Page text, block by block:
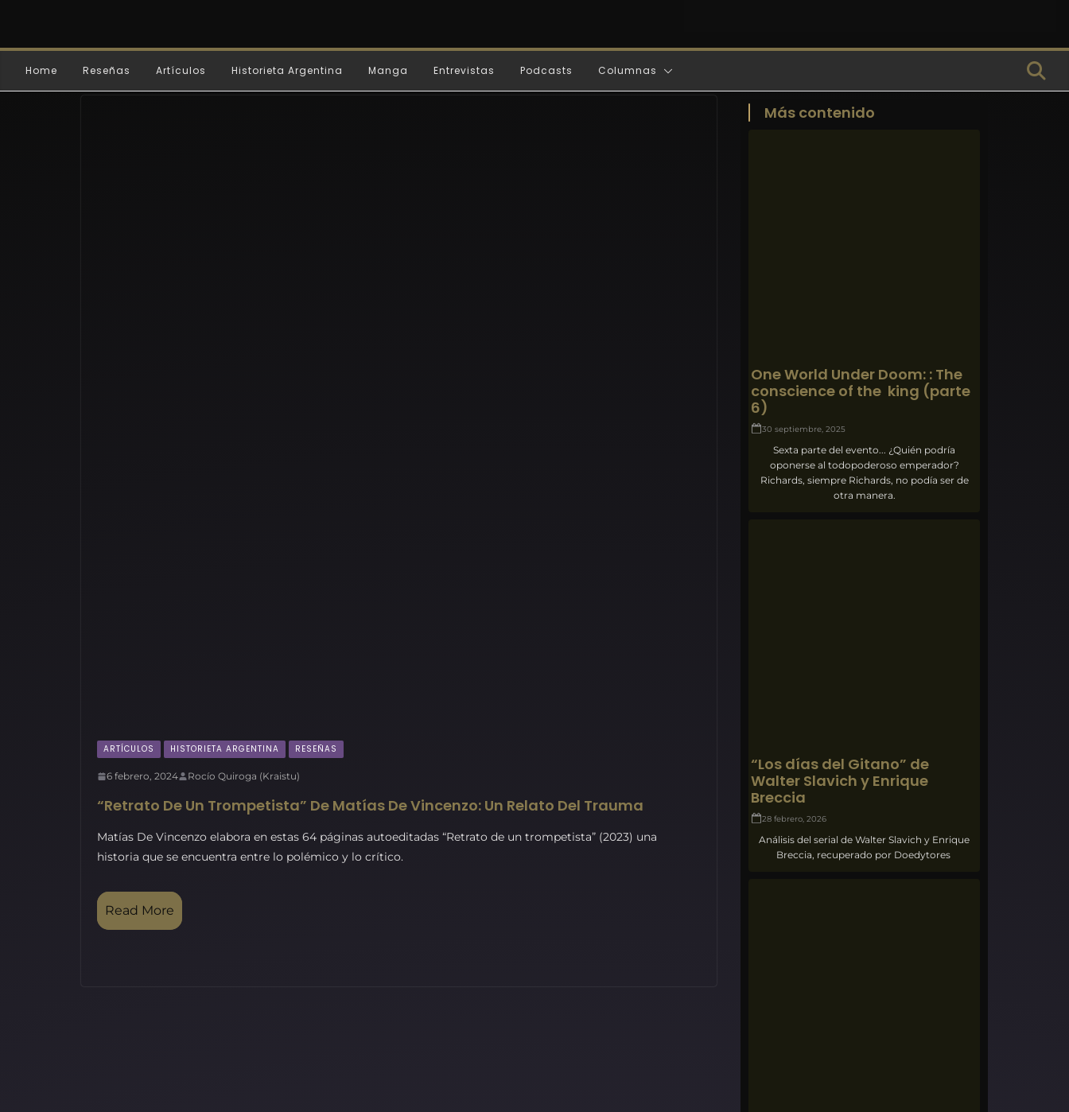
Home Reseñas Artículos Historieta Argentina Manga Entrevistas Podcasts Columnas
ARTÍCULOS HISTORIETA ARGENTINA RESEÑAS
6 febrero, 2024 Rocío Quiroga (Kraistu)
“Retrato De Un Trompetista” De Matías De Vincenzo: Un Relato Del Trauma
Matías De Vincenzo elabora en estas 64 páginas autoeditadas “Retrato de un trompetista” (2023) una
historia que se encuentra entre lo polémico y lo crítico.
Read More
Más contenido
One World Under Doom: : The
conscience of the king (parte
6)
30 septiembre, 2025
Sexta parte del evento... ¿Quién podría
oponerse al todopoderoso emperador?
Richards, siempre Richards, no podía ser de
otra manera.
“Los días del Gitano” de
Walter Slavich y Enrique
Breccia
28 febrero, 2026
Análisis del serial de Walter Slavich y Enrique
Breccia, recuperado por Doedytores